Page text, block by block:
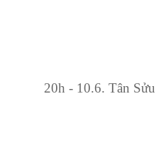
20h - 10.6. Tân Sửu